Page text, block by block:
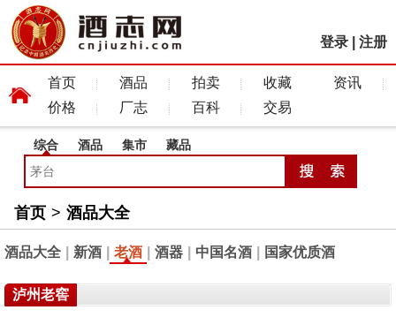
登录 注册
首页 酒品 拍卖 收藏
资讯
价格
厂志 百科 交易
综合 酒品 集市 藏品
首页 > 酒品大全
酒品大全 新酒 老酒 酒器 中国名酒 国家优质酒
泸州老窖